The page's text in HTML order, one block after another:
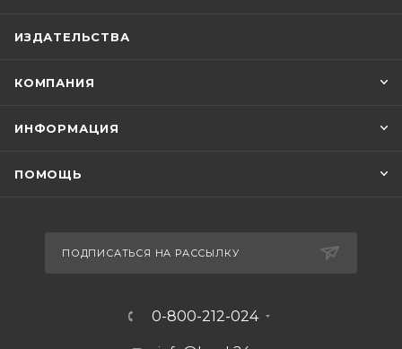
ИЗДАТЕЛЬСТВА
КОМПАНИЯ
ИНФОРМАЦИЯ
ПОМОЩЬ
ПОДПИСАТЬСЯ НА РАССЫЛКУ
0-800-212-024